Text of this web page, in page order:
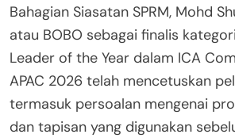
Bahagian Siasatan SPRM, Mohd
atau BOBO sebagai finalis
Leader of the Year dalam ICA
APAC 2026 telah mencetuskan
termasuk persoalan mengenai
dan tapisan yang digunakan